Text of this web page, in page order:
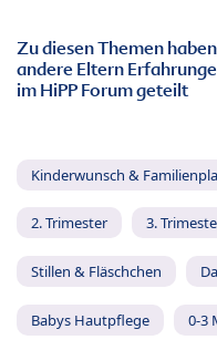
Zu diesen Themen haben
andere Eltern
im HiPP Forum geteilt
Kinderwunsch &
2. Trimester 3.
Stillen & Fläschchen
Babys Hautpflege 0-3